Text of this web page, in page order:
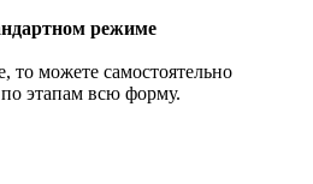
режиме
можете самостоятельно
этапам всю форму.